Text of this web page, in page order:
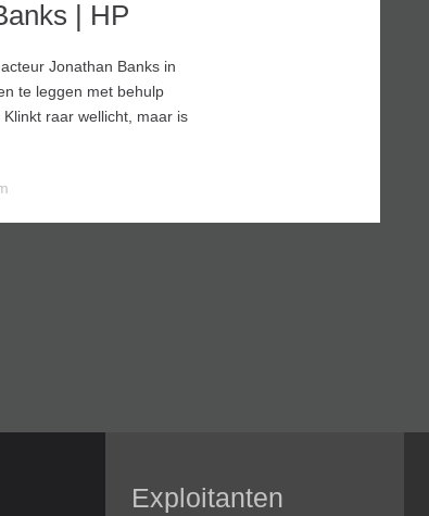
| HP
Jonathan Banks in
te leggen met behulp
raar wellicht, maar is
Exploitanten